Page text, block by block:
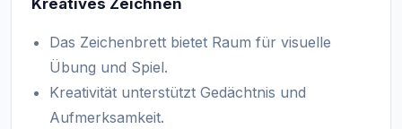
Kreatives Zeichnen
Das Zeichenbrett bietet Raum für visuelle
Übung und Spiel.
Kreativität unterstützt Gedächtnis und
Aufmerksamkeit.